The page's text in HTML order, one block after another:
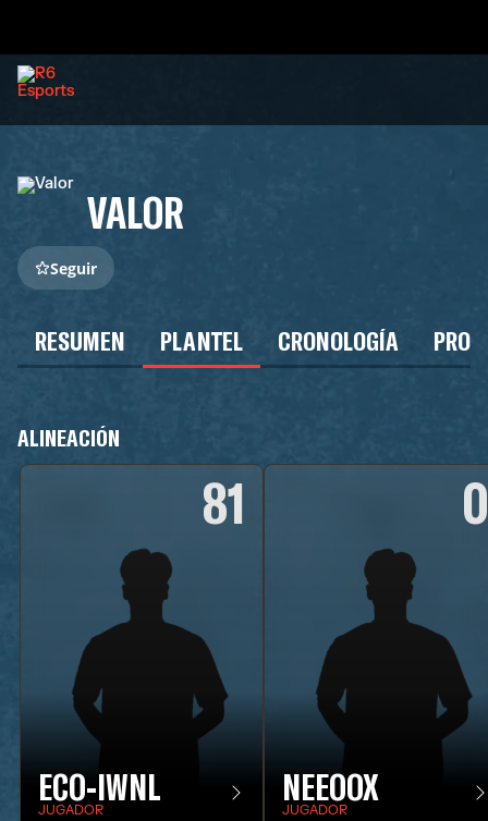
VALOR
Seguir
RESUMEN PLANTEL CRONOLOGÍA
ALINEACIÓN
81
ECO-IWNL
JUGADOR
0
NEEOOX
JUGADOR